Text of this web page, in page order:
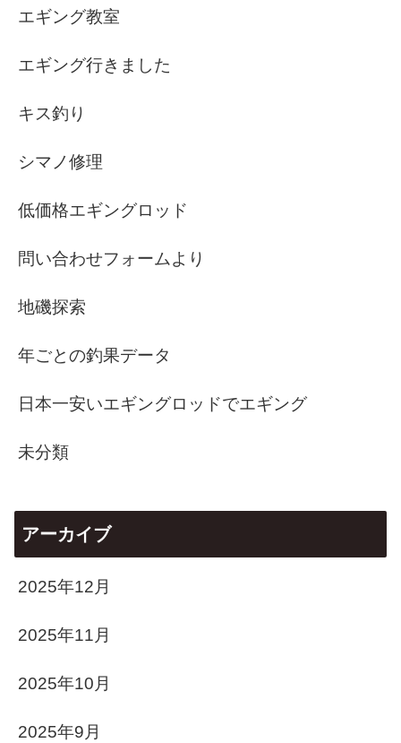
エギング教室
エギング行きました
キス釣り
シマノ修理
低価格エギングロッド
問い合わせフォームより
地磯探索
年ごとの釣果データ
日本一安いエギングロッドでエギング
未分類
アーカイブ
2025年12月
2025年11月
2025年10月
2025年9月